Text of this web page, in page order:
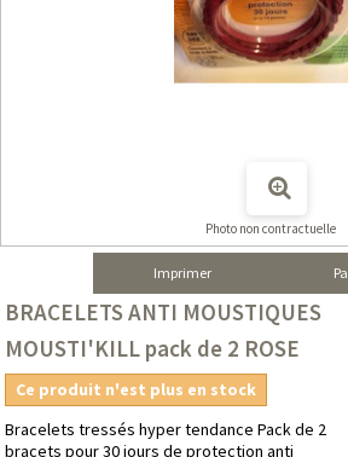
Photo non contractuelle
Imprimer
BRACELETS ANTI MOUSTIQUES
MOUSTI'KILL pack de 2 ROSE
Ce produit n'est plus en stock
Bracelets tressés hyper tendance Pack de 2
bracets pour 30 jours de protection anti